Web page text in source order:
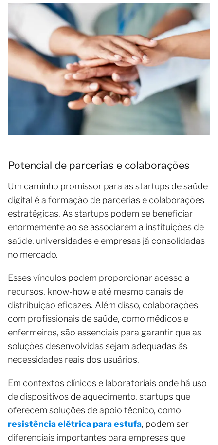
Potencial de parcerias e colaborações
Um caminho promissor para as startups de saúde
digital é a formação de parcerias e colaborações
estratégicas. As startups podem se beneficiar
enormemente ao se associarem a instituições de
saúde, universidades e empresas já consolidadas
no mercado.
Esses vínculos podem proporcionar acesso a
recursos, know-how e até mesmo canais de
distribuição eficazes. Além disso, colaborações
com profissionais de saúde, como médicos e
enfermeiros, são essenciais para garantir que as
soluções desenvolvidas sejam adequadas às
necessidades reais dos usuários.
Em contextos clínicos e laboratoriais onde há uso
de dispositivos de aquecimento, startups que
oferecem soluções de apoio técnico, como
resistência elétrica para estufa, podem ser
diferenciais importantes para empresas que